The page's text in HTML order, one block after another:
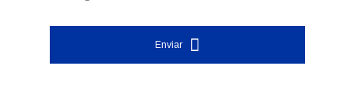
Enviar